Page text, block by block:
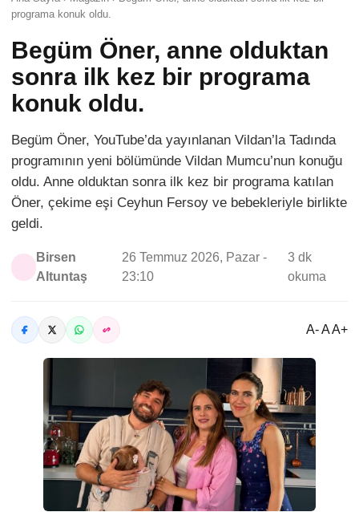
programa konuk oldu.
Begüm Öner, anne olduktan
sonra ilk kez bir programa
konuk oldu.
Begüm Öner, YouTube’da yayınlanan Vildan’la Tadında
programının yeni bölümünde Vildan Mumcu’nun konuğu
oldu. Anne olduktan sonra ilk kez bir programa katılan
Öner, çekime eşi Ceyhun Fersoy ve bebekleriyle birlikte
geldi.
Birsen
Altuntaş
26 Temmuz 2026, Pazar -
23:10
3 dk
okuma
A- A A+